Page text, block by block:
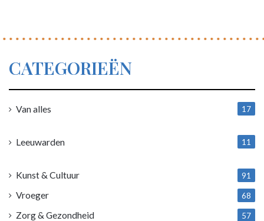
CATEGORIEËN
Van alles
17
Leeuwarden
11
Kunst & Cultuur 91
Vroeger 68
Zorg & Gezondheid 57